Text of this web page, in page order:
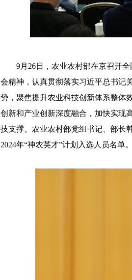
9月26日，农业农村部在京召开全
会精神，认真贯彻落实习近平总书记
势，聚焦提升农业科技创新体系整体
创新和产业创新深度融合，加快实现
技支撑。农业农村部党组书记、部长
2024年“神农英才”计划入选人员名单